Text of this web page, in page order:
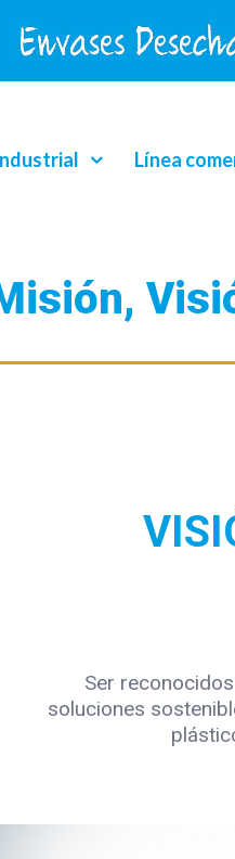
Línea
Ser
soluciones